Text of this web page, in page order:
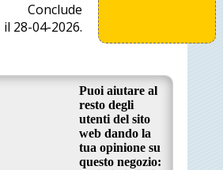
Conclude
il 28-04-2026.
Puoi aiutare al
resto degli
utenti del sito
web dando la
tua opinione su
questo negozio: